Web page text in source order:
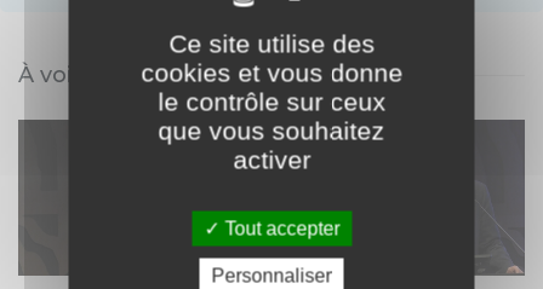
À voir également
Ce site utilise des
cookies et vous donne
le contrôle sur ceux
que vous souhaitez
activer
Tout accepter
Personnaliser